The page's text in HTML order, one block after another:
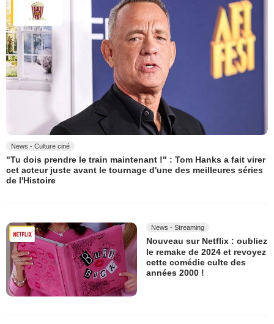
News - Culture ciné
"Tu dois prendre le train maintenant !" : Tom Hanks a fait virer
cet acteur juste avant le tournage d'une des meilleures séries
de l'Histoire
News - Streaming
Nouveau sur Netflix : oubliez
le remake de 2024 et revoyez
cette comédie culte des
années 2000 !